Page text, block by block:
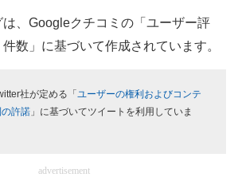
イスの未来
て選べる
る
、Googleクチコミの「ユーザー評
数」に基づいて作成されています。
社が定める「 ユーザーの権利およびコンテ
許諾 」に基づいてツイートを利用していま
advertisement